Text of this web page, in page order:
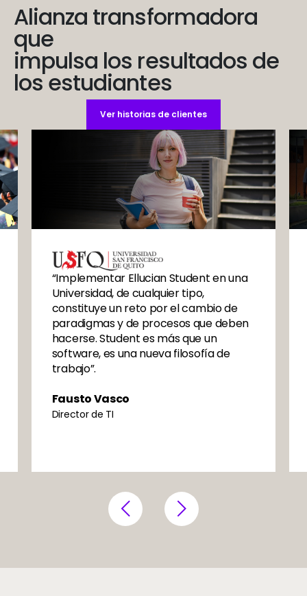
Alianza transformadora
que
impulsa los resultados de
los estudiantes
Ver historias de clientes
Image
“Con Ellucian Student, contamos con
un aliado fundamental que ha sido el
tejido conectivo para todos los
aspectos de nuestra innovadora
metodología educativa Tec21”.
Carles Abarca